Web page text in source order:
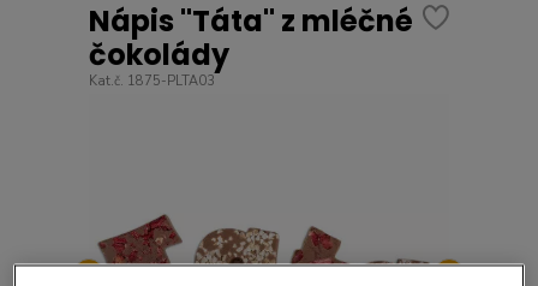
Nápis "Táta" z mléčné
čokolády
Kat.č. 1875-PLTA03